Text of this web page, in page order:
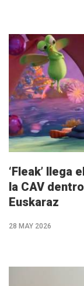
‘Fleak’ llega
la CAV
Euskaraz
28 MAY 2026
M�s
info